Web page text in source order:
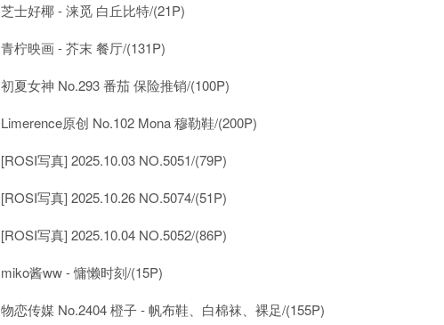
芝士好椰 - 涞觅 白丘比特/(21P)
青柠映画 - 芥末 餐厅/(131P)
初夏女神 No.293 番茄 保险推销/(100P)
Limerence原创 No.102 Mona 穆勒鞋/(200P)
[ROSI写真] 2025.10.03 NO.5051/(79P)
[ROSI写真] 2025.10.26 NO.5074/(51P)
[ROSI写真] 2025.10.04 NO.5052/(86P)
miko酱ww - 慵懒时刻/(15P)
物恋传媒 No.2404 橙子 - 帆布鞋、白棉袜、裸足/(155P)